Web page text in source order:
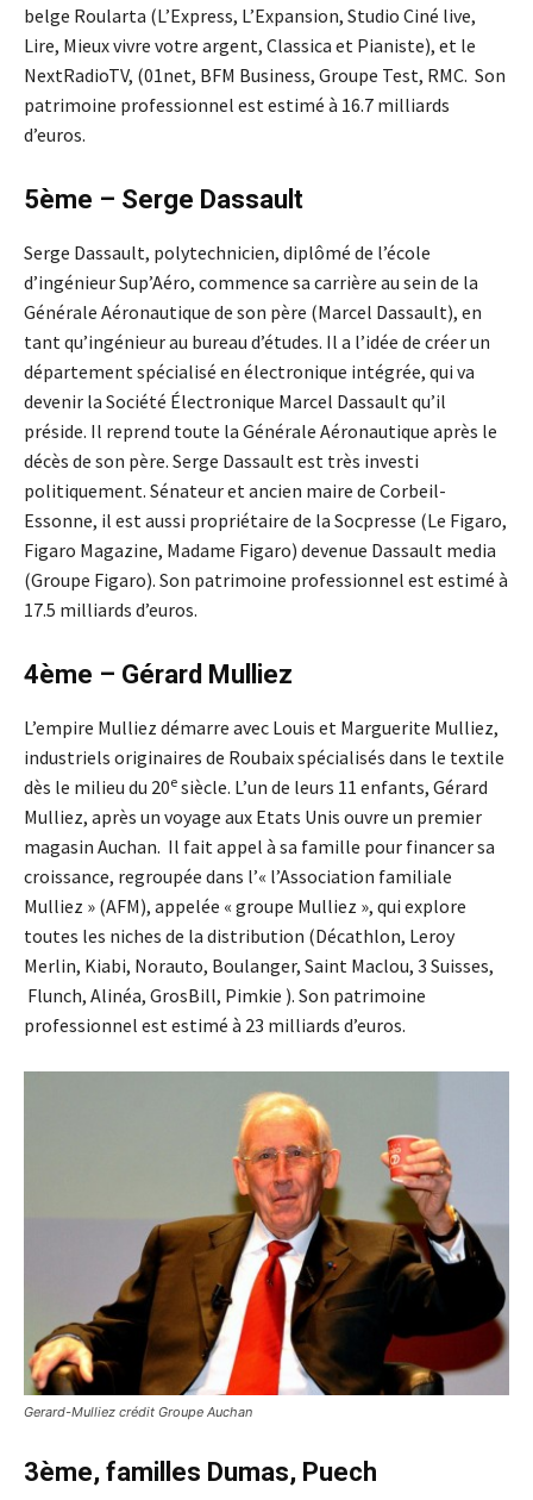
belge Roularta (L’Express, L’Expansion, Studio Ciné live,
Lire, Mieux vivre votre argent, Classica et Pianiste), et le
NextRadioTV, (01net, BFM Business, Groupe Test, RMC. Son
patrimoine professionnel est estimé à 16.7 milliards
d’euros.
5ème – Serge Dassault
Serge Dassault, polytechnicien, diplômé de l’école
d’ingénieur Sup’Aéro, commence sa carrière au sein de la
Générale Aéronautique de son père (Marcel Dassault), en
tant qu’ingénieur au bureau d’études. Il a l’idée de créer un
département spécialisé en électronique intégrée, qui va
devenir la Société Électronique Marcel Dassault qu’il
préside. Il reprend toute la Générale Aéronautique après le
décès de son père. Serge Dassault est très investi
politiquement. Sénateur et ancien maire de Corbeil-
Essonne, il est aussi propriétaire de la Socpresse (Le Figaro,
Figaro Magazine, Madame Figaro) devenue Dassault media
(Groupe Figaro). Son patrimoine professionnel est estimé à
17.5 milliards d’euros.
4ème – Gérard Mulliez
L’empire Mulliez démarre avec Louis et Marguerite Mulliez,
industriels originaires de Roubaix spécialisés dans le textile
dès le milieu du 20e siècle. L’un de leurs 11 enfants, Gérard
Mulliez, après un voyage aux Etats Unis ouvre un premier
magasin Auchan. Il fait appel à sa famille pour financer sa
croissance, regroupée dans l’« l’Association familiale
Mulliez » (AFM), appelée « groupe Mulliez », qui explore
toutes les niches de la distribution (Décathlon, Leroy
Merlin, Kiabi, Norauto, Boulanger, Saint Maclou, 3 Suisses,
Flunch, Alinéa, GrosBill, Pimkie ). Son patrimoine
professionnel est estimé à 23 milliards d’euros.
Gerard-Mulliez crédit Groupe Auchan
3ème, familles Dumas, Puech